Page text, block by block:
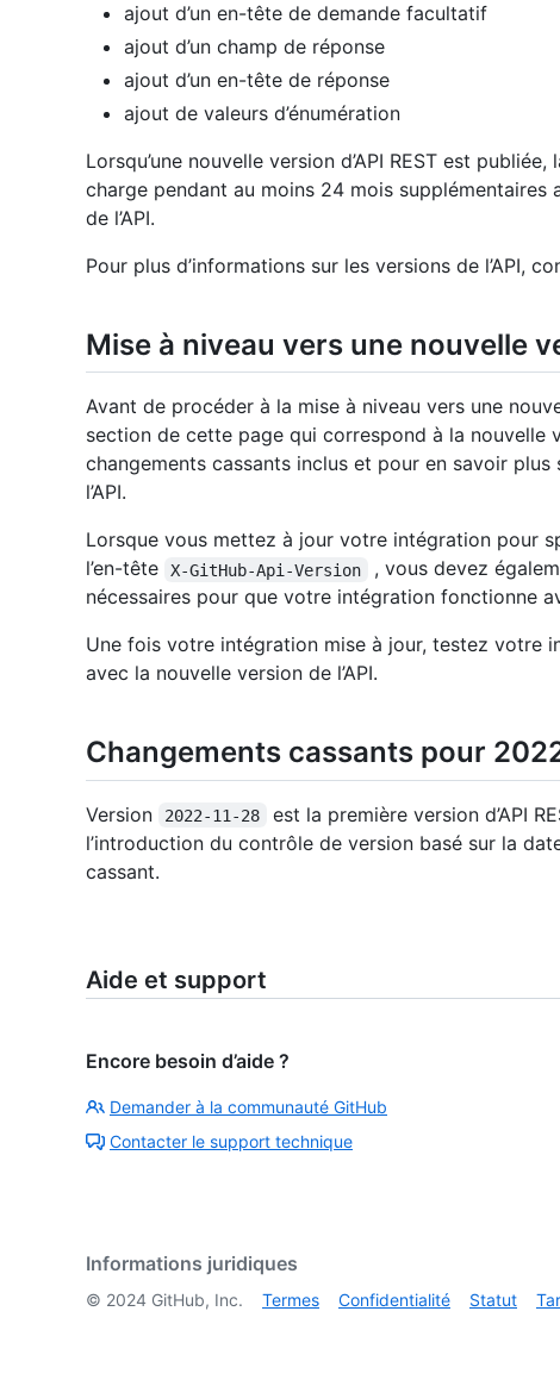
ajout d’un en-tête de demande facultatif
ajout d’un champ de réponse
ajout d’un en-tête de réponse
ajout de valeurs d’énumération
Lorsqu’une nouvelle version d’API REST est
charge pendant au moins 24 mois
de l’API.
Pour plus d’informations sur les versions de l’API,
Mise à niveau vers une nouvelle
Avant de procéder à la mise à niveau vers une
section de cette page qui correspond à la nouvelle
changements cassants inclus et pour en savoir
l’API.
Lorsque vous mettez à jour votre intégration pour
l’en-tête
X-GitHub-Api-Version
, vous devez
nécessaires pour que votre intégration fonctionne
Une fois votre intégration mise à jour, testez votre
avec la nouvelle version de l’API.
Changements cassants pour
Version 2022-11-28
est la première version d’API
l’introduction du contrôle de version basé sur la
cassant.
Aide et support
Encore besoin d’aide ?
Demander à la communauté GitHub
Contacter le support technique
Informations juridiques
© 2024 GitHub, Inc. Termes Confidentialité Statut